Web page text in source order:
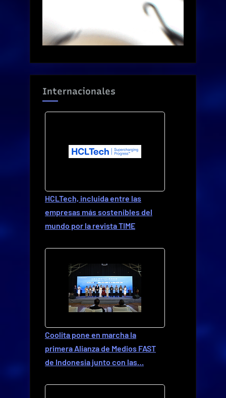
Internacionales
HCLTech, incluida entre las
empresas más sostenibles del
mundo por la revista TIME
Coolita pone en marcha la
primera Alianza de Medios FAST
de Indonesia junto con las…